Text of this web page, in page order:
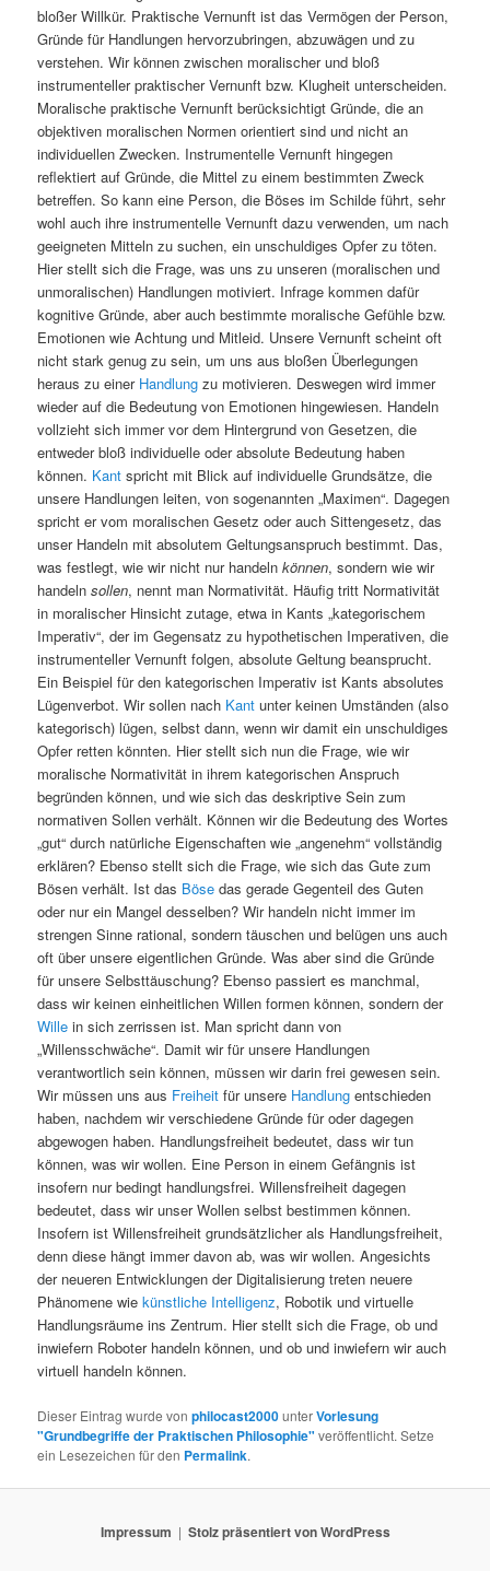
bloßer Willkür. Praktische Vernunft ist das Vermögen der Person,
Gründe für Handlungen hervorzubringen, abzuwägen und zu
verstehen. Wir können zwischen moralischer und bloß
instrumenteller praktischer Vernunft bzw. Klugheit unterscheiden.
Moralische praktische Vernunft berücksichtigt Gründe, die an
objektiven moralischen Normen orientiert sind und nicht an
individuellen Zwecken. Instrumentelle Vernunft hingegen
reflektiert auf Gründe, die Mittel zu einem bestimmten Zweck
betreffen. So kann eine Person, die Böses im Schilde führt, sehr
wohl auch ihre instrumentelle Vernunft dazu verwenden, um nach
geeigneten Mitteln zu suchen, ein unschuldiges Opfer zu töten.
Hier stellt sich die Frage, was uns zu unseren (moralischen und
unmoralischen) Handlungen motiviert. Infrage kommen dafür
kognitive Gründe, aber auch bestimmte moralische Gefühle bzw.
Emotionen wie Achtung und Mitleid. Unsere Vernunft scheint oft
nicht stark genug zu sein, um uns aus bloßen Überlegungen
heraus zu einer Handlung zu motivieren. Deswegen wird immer
wieder auf die Bedeutung von Emotionen hingewiesen. Handeln
vollzieht sich immer vor dem Hintergrund von Gesetzen, die
entweder bloß individuelle oder absolute Bedeutung haben
können. Kant spricht mit Blick auf individuelle Grundsätze, die
unsere Handlungen leiten, von sogenannten „Maximen“. Dagegen
spricht er vom moralischen Gesetz oder auch Sittengesetz, das
unser Handeln mit absolutem Geltungsanspruch bestimmt. Das,
was festlegt, wie wir nicht nur handelnkönnen, sondern wie wir
handelnsollen, nennt man Normativität. Häufig tritt Normativität
in moralischer Hinsicht zutage, etwa in Kants „kategorischem
Imperativ“, der im Gegensatz zu hypothetischen Imperativen, die
instrumenteller Vernunft folgen, absolute Geltung beansprucht.
Ein Beispiel für den kategorischen Imperativ ist Kants absolutes
Lügenverbot. Wir sollen nach Kant unter keinen Umständen (also
kategorisch) lügen, selbst dann, wenn wir damit ein unschuldiges
Opfer retten könnten. Hier stellt sich nun die Frage, wie wir
moralische Normativität in ihrem kategorischen Anspruch
begründen können, und wie sich das deskriptive Sein zum
normativen Sollen verhält. Können wir die Bedeutung des Wortes
„gut“ durch natürliche Eigenschaften wie „angenehm“ vollständig
erklären? Ebenso stellt sich die Frage, wie sich das Gute zum
Bösen verhält. Ist das Böse das gerade Gegenteil des Guten
oder nur ein Mangel desselben? Wir handeln nicht immer im
strengen Sinne rational, sondern täuschen und belügen uns auch
oft über unsere eigentlichen Gründe. Was aber sind die Gründe
für unsere Selbsttäuschung? Ebenso passiert es manchmal,
dass wir keinen einheitlichen Willen formen können, sondern der
Wille in sich zerrissen ist. Man spricht dann von
„Willensschwäche“. Damit wir für unsere Handlungen
verantwortlich sein können, müssen wir darin frei gewesen sein.
Wir müssen uns aus Freiheit für unsere Handlung entschieden
haben, nachdem wir verschiedene Gründe für oder dagegen
abgewogen haben. Handlungsfreiheit bedeutet, dass wir tun
können, was wir wollen. Eine Person in einem Gefängnis ist
insofern nur bedingt handlungsfrei. Willensfreiheit dagegen
bedeutet, dass wir unser Wollen selbst bestimmen können.
Insofern ist Willensfreiheit grundsätzlicher als Handlungsfreiheit,
denn diese hängt immer davon ab, was wir wollen. Angesichts
der neueren Entwicklungen der Digitalisierung treten neuere
Phänomene wiekünstliche Intelligenz, Robotik und virtuelle
Handlungsräume ins Zentrum. Hier stellt sich die Frage, ob und
inwiefern Roboter handeln können, und ob und inwiefern wir auch
virtuell handeln können.
Dieser Eintrag wurde vonphilocast2000unterVorlesung
"Grundbegriffe der Praktischen Philosophie" veröffentlicht. Setze
ein Lesezeichen für den Permalink.
Impressum Stolz präsentiert von WordPress